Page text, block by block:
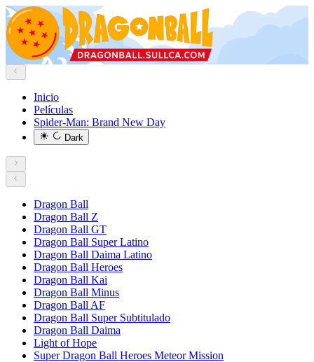
Inicio
Películas
Spider-Man: Brand New Day
Dark
Dragon Ball
Dragon Ball Z
Dragon Ball GT
Dragon Ball Super Latino
Dragon Ball Daima Latino
Dragon Ball Heroes
Dragon Ball Kai
Dragon Ball Minus
Dragon Ball AF
Dragon Ball Super Subtitulado
Dragon Ball Daima
Light of Hope
Super Dragon Ball Heroes Meteor Mission